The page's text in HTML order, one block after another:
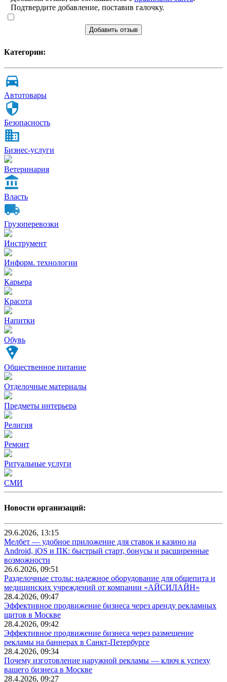
Подтвердите добавление, поставив галочку.
Добавить отзыв
Категории:
Автотовары
Безопасность
Бизнес-услуги
Ветеринария
Власть
Грузоперевозки
Инструмент
Информ. технологии
Карьера
Красота
Напитки
Обувь
Общественное питание
Отделочные материалы
Предметы интерьера
Религия
Ремонт
Ритуальные услуги
СМИ
Новости организаций:
29.6.2026, 13:15
Мелбет — удобное приложение для ставок и казино на
Android, iOS и ПК: быстрый старт, бонусы и расширенные
возможности
26.6.2026, 09:51
Разделочные столы: надежное оборудование для общепита и
медицинских учреждений от компании «АЙСИЛАЙН»
28.4.2026, 09:47
Эффективное продвижение бизнеса через аренду рекламных
щитов в Москве
28.4.2026, 09:42
Эффективное продвижение бизнеса через размещение
рекламы на баннерах в Санкт-Петербурге
28.4.2026, 09:34
Почему изготовление наружной рекламы — ключ к успеху
вашего бизнеса в Москве
28.4.2026, 09:27